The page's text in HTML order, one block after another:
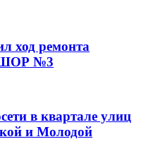
ход ремонта
№3
в квартале улиц
и Молодой